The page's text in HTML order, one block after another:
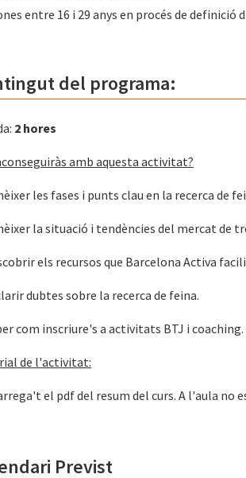
entre 16 i 29 anys en procés de
del programa:
2 hores
amb aquesta activitat?
les fases i punts clau en la recerca de
la situació i tendències del mercat de
els recursos que Barcelona Activa
dubtes sobre la recerca de feina.
com inscriure's a activitats BTJ i coaching.
de l'activitat:
el pdf del resum del curs. A l'aula no
Previst